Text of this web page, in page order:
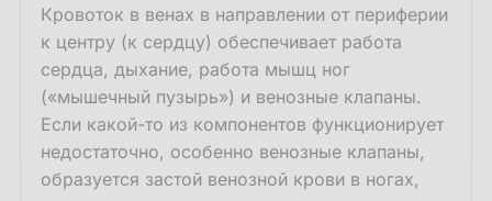
Кровоток в венах в направлении от периферии
к центру (к сердцу) обеспечивает работа
сердца, дыхание, работа мышц ног
(«мышечный пузырь») и венозные клапаны.
Если какой-то из компонентов функционирует
недостаточно, особенно венозные клапаны,
образуется застой венозной крови в ногах,